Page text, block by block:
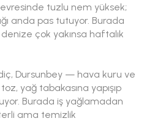
tuzlu nem yüksek;
anda pas tutuyor. Burada
çok yakınsa haftalık
Dursunbey — hava kuru ve
yağ tabakasına yapışıp
Burada iş yağlamadan
ama temizlik